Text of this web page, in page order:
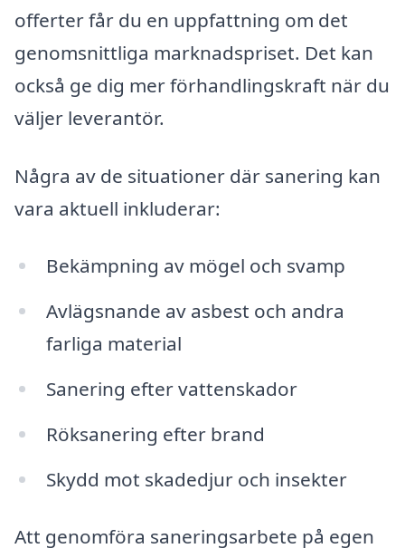
offerter får du en uppfattning om det
genomsnittliga marknadspriset. Det kan
också ge dig mer förhandlingskraft när du
väljer leverantör.
Några av de situationer där sanering kan
vara aktuell inkluderar:
Bekämpning av mögel och svamp
Avlägsnande av asbest och andra
farliga material
Sanering efter vattenskador
Röksanering efter brand
Skydd mot skadedjur och insekter
Att genomföra saneringsarbete på egen